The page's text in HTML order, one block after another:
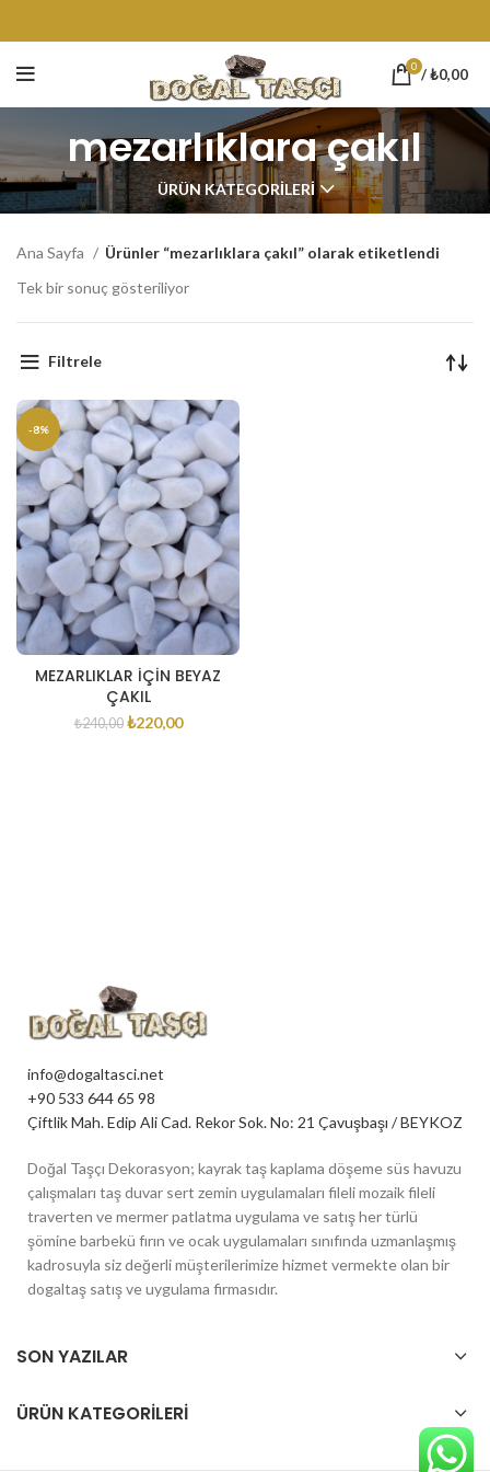
0 /₺0,00
mezarlıklara çakıl
ÜRÜN KATEGORILERI
Ana Sayfa
Ürünler “mezarlıklara çakıl” olarak etiketlendi
Tek bir sonuç gösteriliyor
Filtrele
-8%
MEZARLIKLAR İÇİN BEYAZ
ÇAKIL
₺240,00 ₺220,00
info@dogaltasci.net
+90 533 644 65 98
Çiftlik Mah. Edip Ali Cad. Rekor Sok. No: 21 Çavuşbaşı / BEYKOZ
Doğal Taşçı Dekorasyon; kayrak taş kaplama döşeme süs havuzu
çalışmaları taş duvar sert zemin uygulamaları fileli mozaik fileli
traverten ve mermer patlatma uygulama ve satış her türlü
şömine barbekü fırın ve ocak uygulamaları sınıfında uzmanlaşmış
kadrosuyla siz değerli müşterilerimize hizmet vermekte olan bir
dogaltaş satış ve uygulama firmasıdır.
SON YAZILAR
ÜRÜN KATEGORILERI